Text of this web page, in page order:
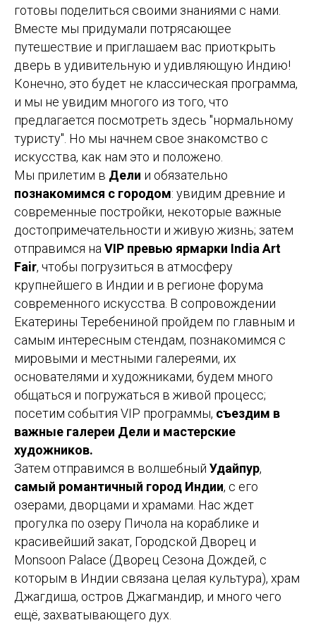
готовы поделиться своими знаниями с нами.
Вместе мы придумали потрясающее
путешествие и приглашаем вас приоткрыть
дверь в удивительную и удивляющую Индию!
Конечно, это будет не классическая программа,
и мы не увидим многого из того, что
предлагается посмотреть здесь "нормальному
туристу". Но мы начнем свое знакомство с
искусства, как нам это и положено.
Мы прилетим в Дели и обязательно
познакомимся с городом: увидим древние и
современные постройки, некоторые важные
достопримечательности и живую жизнь; затем
отправимся на VIP превью ярмарки India Art
Fair, чтобы погрузиться в атмосферу
крупнейшего в Индии и в регионе форума
современного искусства. В сопровождении
Екатерины Теребениной пройдем по главным и
самым интересным стендам, познакомимся с
мировыми и местными галереями, их
основателями и художниками, будем много
общаться и погружаться в живой процесс;
посетим события VIP программы, съездим в
важные галереи Дели и мастерские
художников.
Затем отправимся в волшебный Удайпур,
самый романтичный город Индии, с его
озерами, дворцами и храмами. Нас ждет
прогулка по озеру Пичола на кораблике и
красивейший закат, Городской Дворец и
Monsoon Palace (Дворец Сезона Дождей, с
которым в Индии связана целая культура), храм
Джагдиша, остров Джагмандир, и много чего
ещё, захватывающего дух.